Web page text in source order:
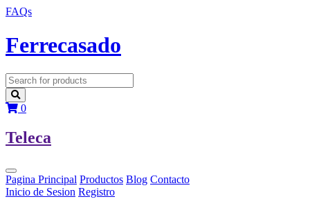
FAQs
Ferrecasado
0
Teleca
Pagina Principal Productos Blog Contacto
Inicio de Sesion Registro